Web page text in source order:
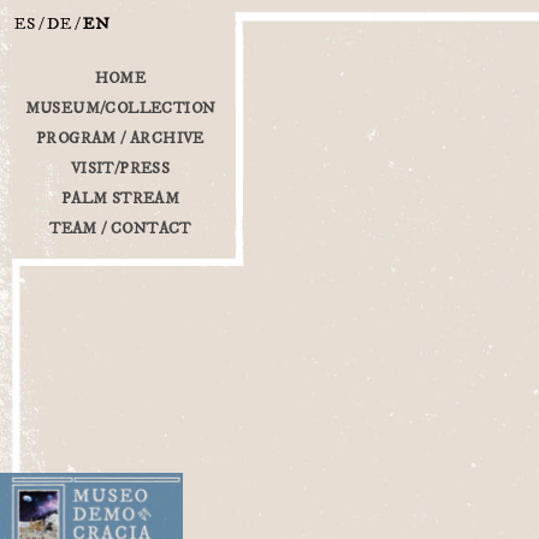
ES DE EN
HOME
MUSEUM/COLLECTION
PROGRAM / ARCHIVE
VISIT/PRESS
PALM STREAM
TEAM / CONTACT